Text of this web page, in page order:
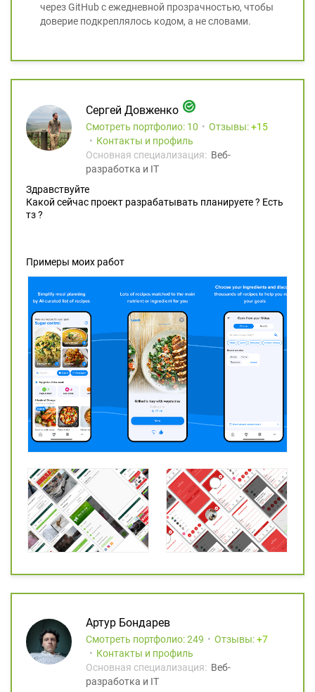
через GitHub с ежедневной прозрачностью, чтобы
доверие подкреплялось кодом, а не словами.
Сергей Довженко
Смотреть портфолио: 10 Отзывы:
15
Контакты и профиль
Основная специализация: Веб-
разработка и IT
Здравствуйте
Какой сейчас проект разрабатывать планируете ? Есть
тз ?
Примеры моих работ
Артур Бондарев
Смотреть портфолио: 249 Отзывы:
7
Контакты и профиль
Основная специализация: Веб-
разработка и IT